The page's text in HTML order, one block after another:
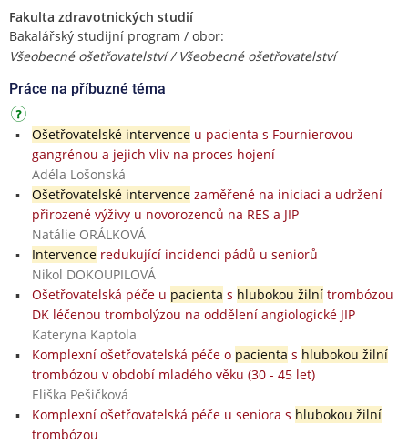
Fakulta zdravotnických studií
Bakalářský studijní program / obor:
Všeobecné ošetřovatelství / Všeobecné ošetřovatelství
Práce na příbuzné téma
Ošetřovatelské intervenceu pacienta s Fournierovou
gangrénou a jejich vliv na proces hojení
Adéla Lošonská
Ošetřovatelské intervencezaměřené na iniciaci a udržení
přirozené výživy u novorozenců na RES a JIP
Natálie ORÁLKOVÁ
Intervenceredukující incidenci pádů u seniorů
Nikol DOKOUPILOVÁ
Ošetřovatelská péče u pacienta s hlubokou žilnítrombózou
DK léčenou trombolýzou na oddělení angiologické JIP
Kateryna Kaptola
Komplexní ošetřovatelská péče o pacienta s hlubokou žilní
trombózou v období mladého věku (30 - 45 let)
Eliška Pešičková
Komplexní ošetřovatelská péče u seniora s hlubokou žilní
trombózou